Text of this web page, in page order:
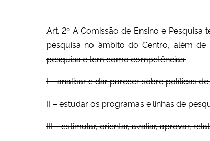
Art. 2º A Comissão de Ensino e
pesquisa no âmbito do Centro, além de
pesquisa e tem como competências:
I – analisar e dar parecer sobre políticas
II – estudar os programas e linhas de
III – estimular, orientar, avaliar, aprovar,